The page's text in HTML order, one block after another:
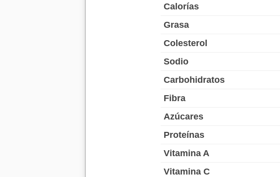
Calorías
Grasa
Colesterol
Sodio
Carbohidratos
Fibra
Azúcares
Proteínas
Vitamina A
Vitamina C